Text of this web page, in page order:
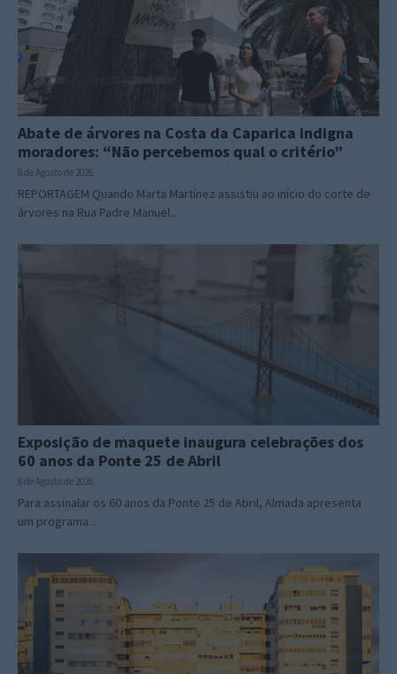
Abate de árvores na Costa da Caparica indigna
moradores: “Não percebemos qual o critério”
6 de Agosto de 2026
REPORTAGEM Quando Marta Martínez assistiu ao início do corte de
árvores na Rua Padre Manuel...
Exposição de maquete inaugura celebrações dos
60 anos da Ponte 25 de Abril
6 de Agosto de 2026
Para assinalar os 60 anos da Ponte 25 de Abril, Almada apresenta
um programa...